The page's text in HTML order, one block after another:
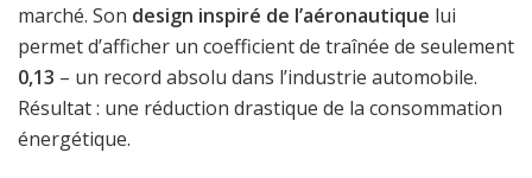
marché. Son design inspiré de l’aéronautique lui
permet d’afficher un coefficient de traînée de seulement
0,13 – un record absolu dans l’industrie automobile.
Résultat : une réduction drastique de la consommation
énergétique.